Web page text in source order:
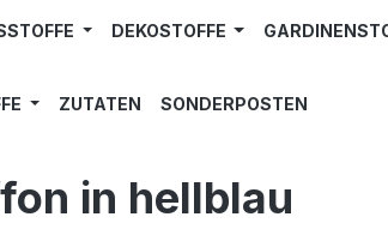
DEKOSTOFFE
ZUTATEN SONDERPOSTEN
in hellblau